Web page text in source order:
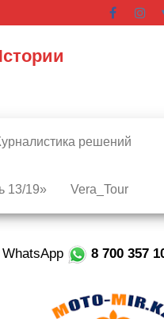
решений
13/19» Vera_Tour
8 700 357